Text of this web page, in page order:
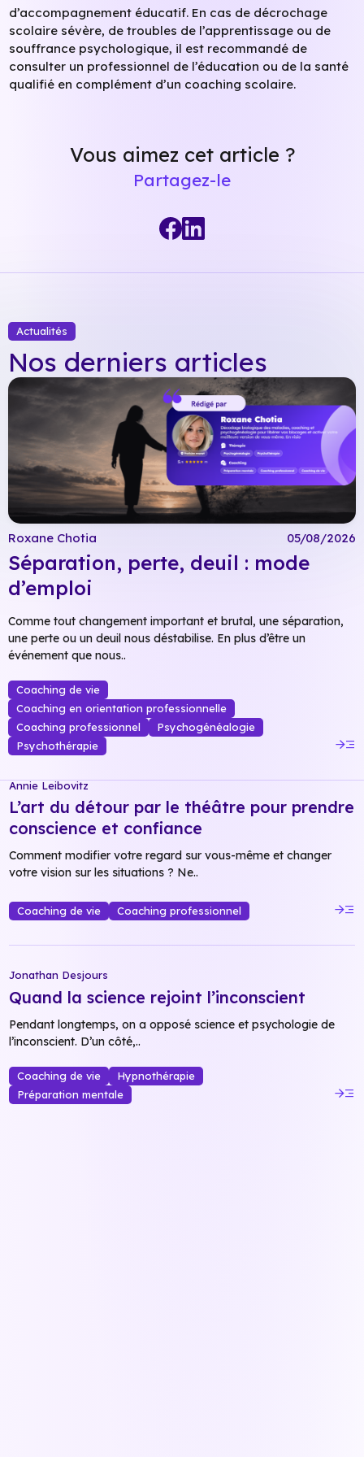
d’accompagnement éducatif. En cas de décrochage
scolaire sévère, de troubles de l’apprentissage ou de
souffrance psychologique, il est recommandé de
consulter un professionnel de l’éducation ou de la santé
qualifié en complément d’un coaching scolaire.
Vous aimez cet article ?
Partagez-le
Actualités
Nos derniers articles
Roxane Chotia 05/08/2026
Séparation, perte, deuil : mode
d’emploi
Comme tout changement important et brutal, une séparation,
une perte ou un deuil nous déstabilise. En plus d’être un
événement que nous..
Coaching de vie
Coaching en orientation professionnelle
Coaching professionnel
Psychogénéalogie
Psychothérapie
read_more
Annie Leibovitz
L’art du détour par le théâtre pour prendre
conscience et confiance
Comment modifier votre regard sur vous-même et changer
votre vision sur les situations ? Ne..
Coaching de vie Coaching professionnel read_more
Jonathan Desjours
Quand la science rejoint l’inconscient
Pendant longtemps, on a opposé science et psychologie de
l’inconscient. D’un côté,..
Coaching de vie
Hypnothérapie
Préparation mentale
read_more